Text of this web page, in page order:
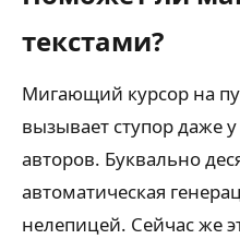
текстами?
Мигающий курсор на
вызывает ступор даже
авторов. Буквально
автоматическая
нелепицей. Сейчас же